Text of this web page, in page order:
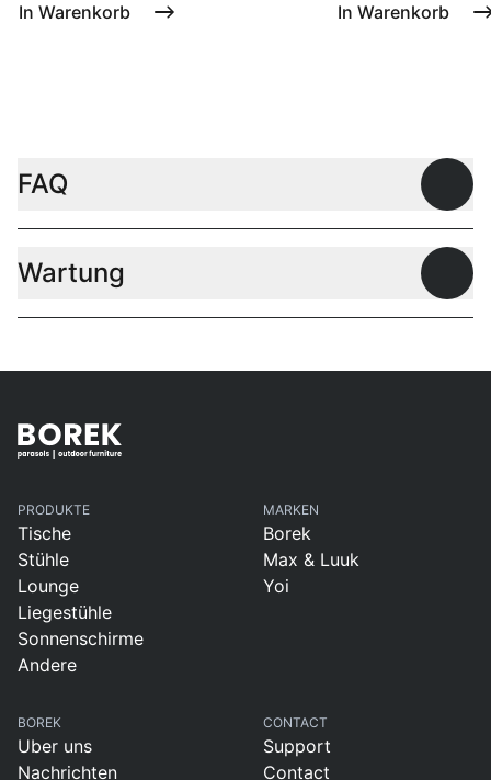
In Warenkorb In Warenkorb
FAQ
Wartung
PRODUKTE
Tische
Stühle
Lounge
Liegestühle
Sonnenschirme
Andere
MARKEN
Borek
Max & Luuk
Yoi
BOREK
Uber uns
Nachrichten
CONTACT
Support
Contact